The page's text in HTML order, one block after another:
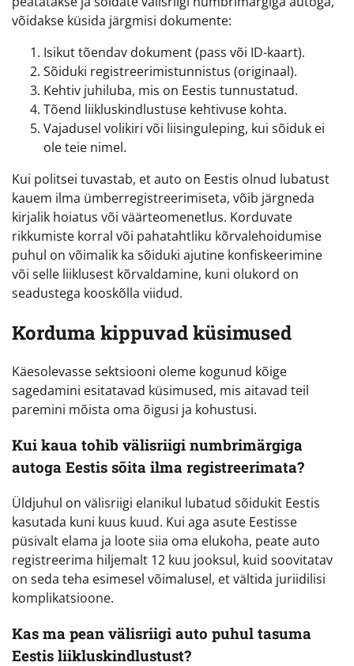
võidakse küsida järgmisi dokumente:
Isikut tõendav dokument (pass või ID-kaart).
Sõiduki registreerimistunnistus (originaal).
Kehtiv juhiluba, mis on Eestis tunnustatud.
Tõend liikluskindlustuse kehtivuse kohta.
Vajadusel volikiri või liisinguleping, kui sõiduk ei
ole teie nimel.
Kui politsei tuvastab, et auto on Eestis olnud lubatust
kauem ilma ümberregistreerimiseta, võib järgneda
kirjalik hoiatus või väärteomenetlus. Korduvate
rikkumiste korral või pahatahtliku kõrvalehoidumise
puhul on võimalik ka sõiduki ajutine konfiskeerimine
või selle liiklusest kõrvaldamine, kuni olukord on
seadustega kooskõlla viidud.
Korduma kippuvad küsimused
Käesolevasse sektsiooni oleme kogunud kõige
sagedamini esitatavad küsimused, mis aitavad teil
paremini mõista oma õigusi ja kohustusi.
Kui kaua tohib välisriigi numbrimärgiga
autoga Eestis sõita ilma registreerimata?
Üldjuhul on välisriigi elanikul lubatud sõidukit Eestis
kasutada kuni kuus kuud. Kui aga asute Eestisse
püsivalt elama ja loote siia oma elukoha, peate auto
registreerima hiljemalt 12 kuu jooksul, kuid soovitatav
on seda teha esimesel võimalusel, et vältida juriidilisi
komplikatsioone.
Kas ma pean välisriigi auto puhul tasuma
Eestis liikluskindlustust?